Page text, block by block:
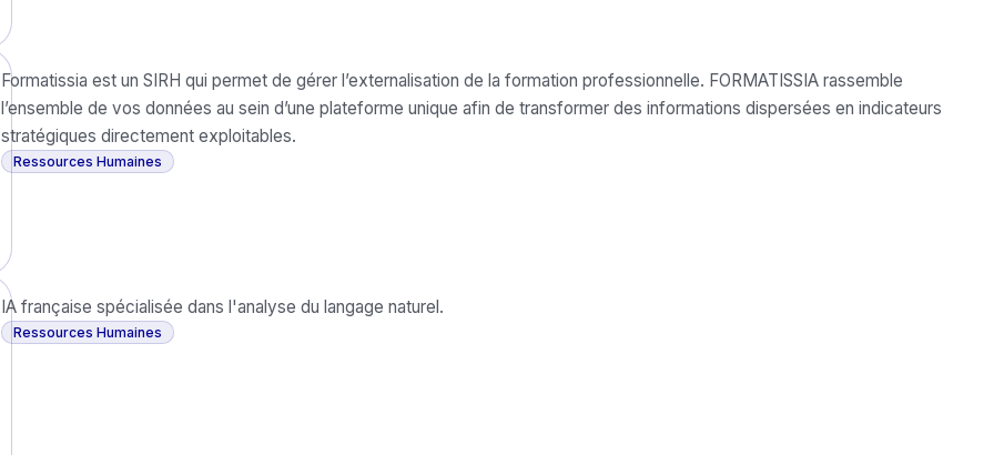
Formatissia est un SIRH qui permet de gérer l’externalisation de la formation professionnelle. FORMATISSIA rassemble
l’ensemble de vos données au sein d’une plateforme unique afin de transformer des informations dispersées en indicateurs
stratégiques directement exploitables.
Ressources Humaines
IA française spécialisée dans l'analyse du langage naturel.
Ressources Humaines